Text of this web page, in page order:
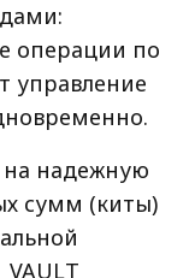
операции по
управление
на надежную
сумм (киты)